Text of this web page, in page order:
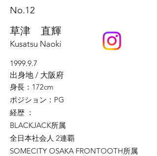
​No.12
草津 直輝
Kusatsu Naoki
1999.9.7
出身地 / 大阪府
身長：172cm
ポジション：PG
経歴 ：
BLACKJACK所属
全日本社会人 2連覇
SOMECITY OSAKA FRONTOOTH所属